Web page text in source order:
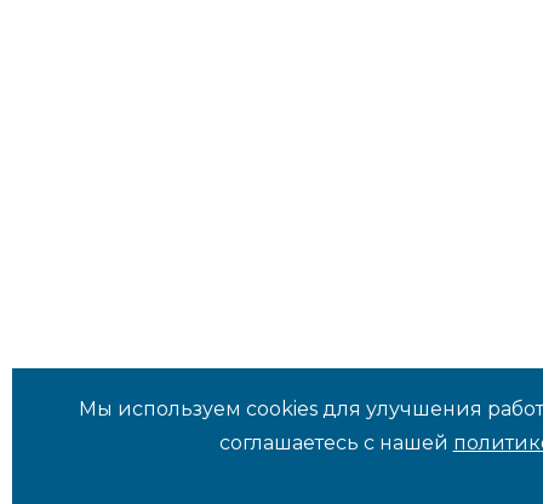
Мы используем cookies для улучшения
соглашаетесь с нашей